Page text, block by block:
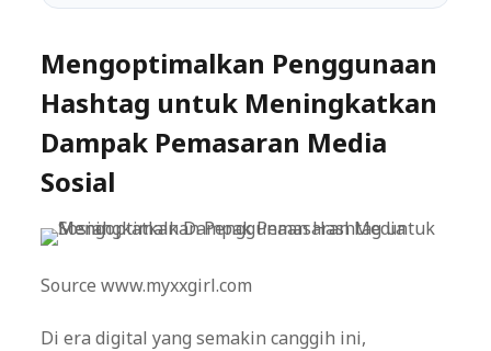
Mengoptimalkan Penggunaan
Hashtag untuk Meningkatkan
Dampak Pemasaran Media
Sosial
Source www.myxxgirl.com
Di era digital yang semakin canggih ini,